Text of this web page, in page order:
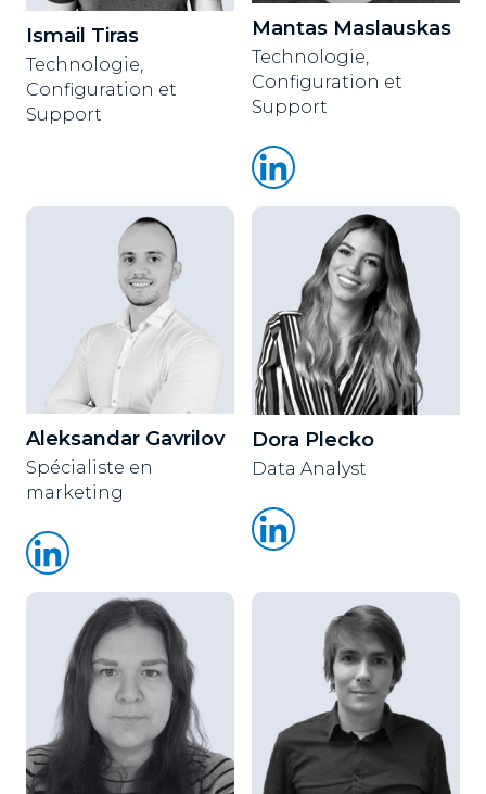
Ismail Tiras
Technologie,
Configuration et
Support
Mantas Maslauskas
Technologie,
Configuration et
Support
Aleksandar Gavrilov
Spécialiste en
marketing
Dora Plecko
Data Analyst